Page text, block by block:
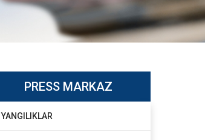
PRESS MARKAZ
YANGILIKLAR